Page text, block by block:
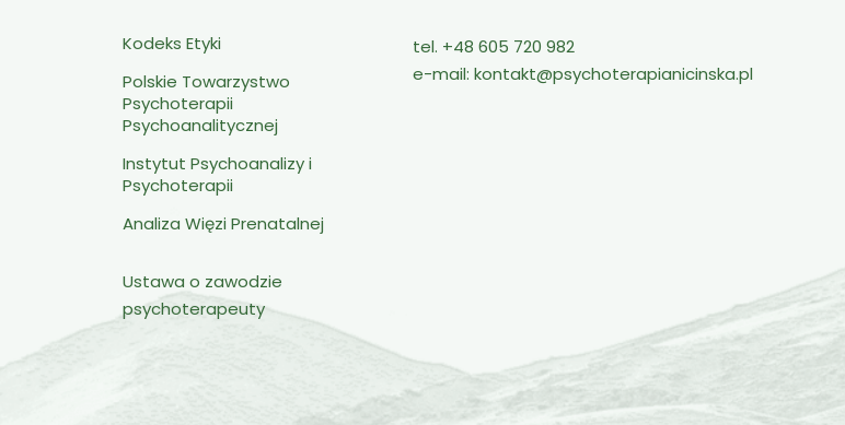
Kodeks Etyki
Polskie Towarzystwo
Psychoterapii
Psychoanalitycznej
Instytut Psychoanalizy i
Psychoterapii
Analiza Więzi Prenatalnej
Ustawa o zawodzie
psychoterapeuty
tel. +48 605 720 982
e-mail: kontakt@psychoterapianicinska.pl